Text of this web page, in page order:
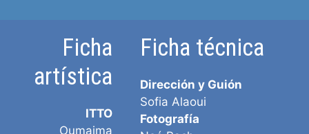
Ficha
artística
ITTO
Oumaima
Ficha técnica
Dirección y Guión
Sofia Alaoui
Fotografía
Noé Bach